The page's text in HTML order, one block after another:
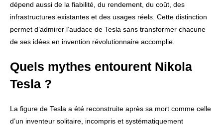
dépend aussi de la fiabilité, du rendement, du coût, des
infrastructures existantes et des usages réels. Cette distinction
permet d’admirer l’audace de Tesla sans transformer chacune
de ses idées en invention révolutionnaire accomplie.
Quels mythes entourent Nikola
Tesla ?
La figure de Tesla a été reconstruite après sa mort comme celle
d’un inventeur solitaire, incompris et systématiquement